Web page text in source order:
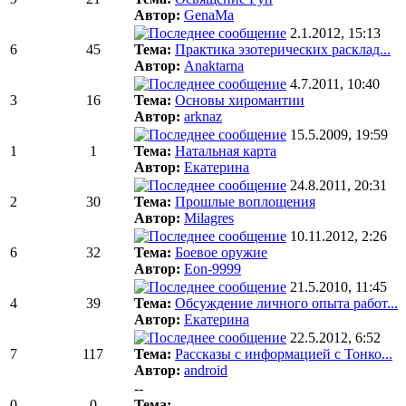
Автор: GenaMa
6 45
2.1.2012, 15:13
Тема: Практика эзотерических расклад...
Автор: Anaktarna
3 16
4.7.2011, 10:40
Тема: Основы хиромантии
Автор: arknaz
1 1
15.5.2009, 19:59
Тема: Натальная карта
Автор: Екатерина
2 30
24.8.2011, 20:31
Тема: Прошлые воплощения
Автор: Milagres
6 32
10.11.2012, 2:26
Тема: Боевое оружие
Автор: Eon-9999
4 39
21.5.2010, 11:45
Тема: Обсуждение личного опыта работ...
Автор: Екатерина
7 117
22.5.2012, 6:52
Тема: Рассказы с информацией с Тонко...
Автор: android
--